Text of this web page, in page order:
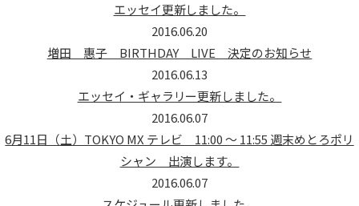
エッセイ更新しました。
2016.06.20
増田 惠子 BIRTHDAY LIVE 決定のお知らせ
2016.06.13
エッセイ・ギャラリー更新しました。
2016.06.07
6月11日（土）TOKYO MX テレビ 11:00 ～ 11:55 週末めとろポリ
シャン 出演します。
2016.06.07